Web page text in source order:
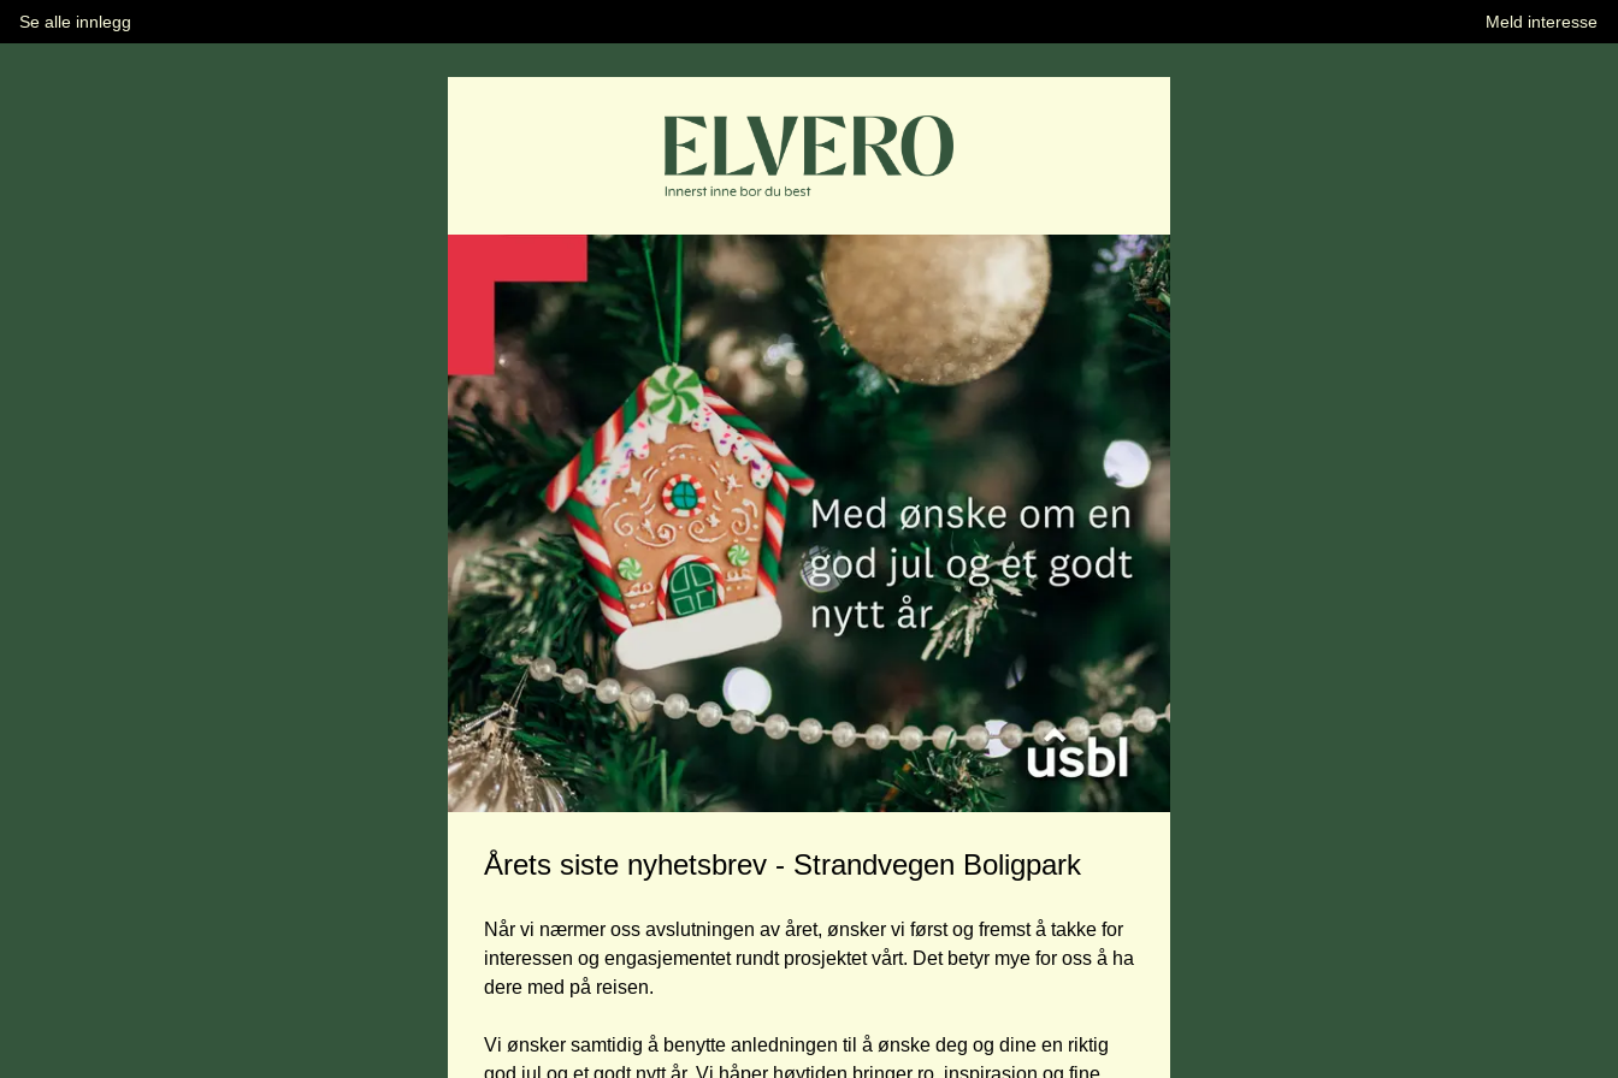
Se alle innlegg Meld interesse
Årets siste nyhetsbrev - Strandvegen Boligpark
Når vi nærmer oss avslutningen av året, ønsker vi først og fremst å takke for
interessen og engasjementet rundt prosjektet vårt. Det betyr mye for oss å ha
dere med på reisen.
Vi ønsker samtidig å benytte anledningen til å ønske deg og dine en riktig
god jul og et godt nytt år. Vi håper høytiden bringer ro, inspirasjon og fine